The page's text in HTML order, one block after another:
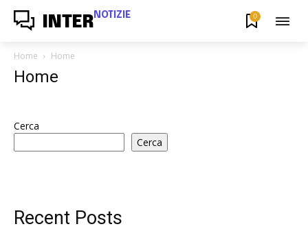
INTER NOTIZIE 0
Home Home
Home
Cerca
Cerca
Recent Posts